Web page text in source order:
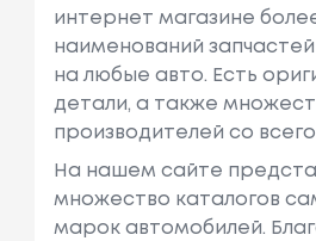
интернет магазине
наименований
на любые авто. Есть
детали, а также
производителей со
На нашем сайте
множество каталогов
марок автомобилей.